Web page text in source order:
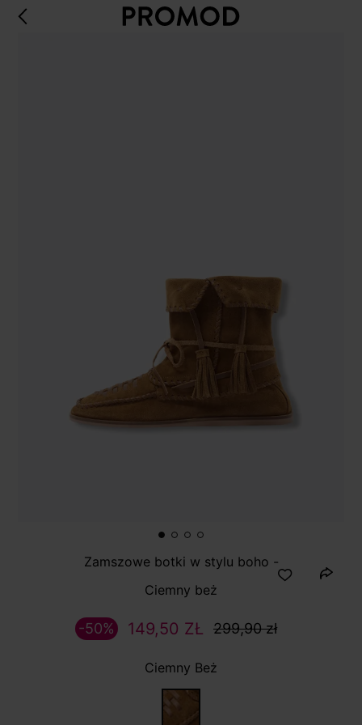
Zamszowe botki w stylu boho -
Ciemny beż
149,50 ZŁ 299,90 zł
-50%
Ciemny Beż